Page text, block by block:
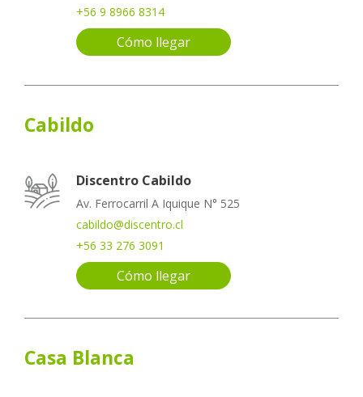
+56 9 8966 8314
Cómo llegar
Cabildo
Discentro Cabildo
Av. Ferrocarril A Iquique N° 525
cabildo@discentro.cl
+56 33 276 3091
Cómo llegar
Casa Blanca